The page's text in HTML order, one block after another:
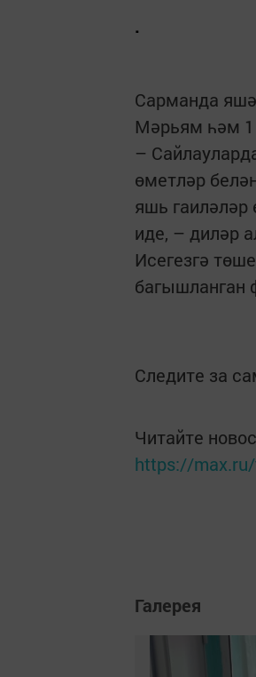
.
Сарманда
Мәрьям һәм 1
–
өметләр
яшь
иде, – диләр
Исегезгә
багышланган
Следите за
Читайте
https://
Галерея